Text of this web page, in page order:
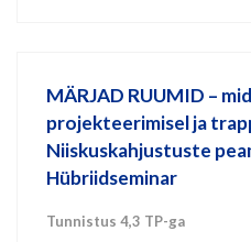
MÄRJAD RUUMID –
projekteerimisel ja
Niiskuskahjustuste
Hübriidseminar
Tunnistus 4,3 TP-ga